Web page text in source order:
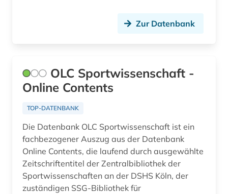
Zur Datenbank
OLC Sportwissenschaft -
Online Contents
TOP-DATENBANK
Die Datenbank OLC Sportwissenschaft ist ein
fachbezogener Auszug aus der Datenbank
Online Contents, die laufend durch ausgewählte
Zeitschriftentitel der Zentralbibliothek der
Sportwissenschaften an der DSHS Köln, der
zuständigen SSG-Bibliothek für